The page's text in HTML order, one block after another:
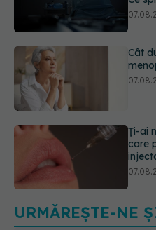
Ți-ai
care
URMĂREȘTE-NE